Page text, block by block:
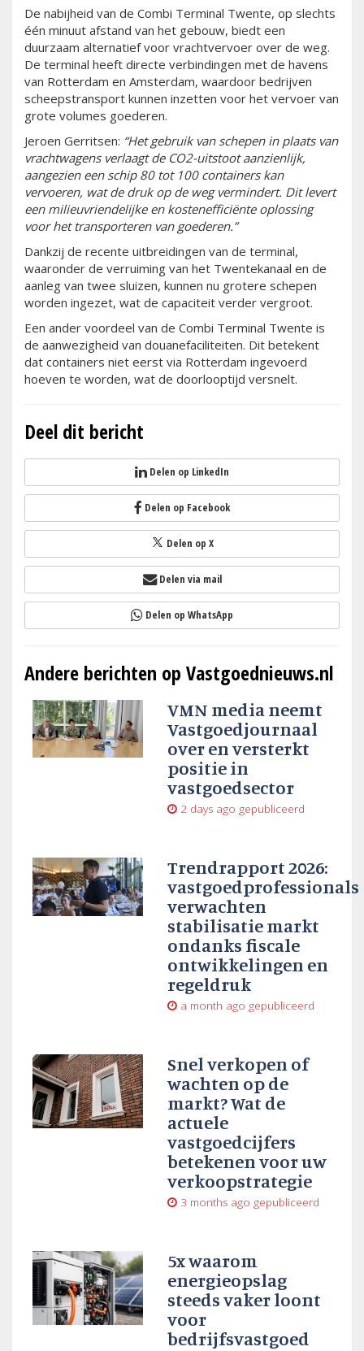
De nabijheid van de Combi Terminal Twente, op slechts
één minuut afstand van het gebouw, biedt een
duurzaam alternatief voor vrachtvervoer over de weg.
De terminal heeft directe verbindingen met de havens
van Rotterdam en Amsterdam, waardoor bedrijven
scheepstransport kunnen inzetten voor het vervoer van
grote volumes goederen.
Jeroen Gerritsen: “Het gebruik van schepen in plaats van
vrachtwagens verlaagt de CO2-uitstoot aanzienlijk,
aangezien een schip 80 tot 100 containers kan
vervoeren, wat de druk op de weg vermindert. Dit levert
een milieuvriendelijke en kostenefficiënte oplossing
voor het transporteren van goederen.”
Dankzij de recente uitbreidingen van de terminal,
waaronder de verruiming van het Twentekanaal en de
aanleg van twee sluizen, kunnen nu grotere schepen
worden ingezet, wat de capaciteit verder vergroot.
Een ander voordeel van de Combi Terminal Twente is
de aanwezigheid van douanefaciliteiten. Dit betekent
dat containers niet eerst via Rotterdam ingevoerd
hoeven te worden, wat de doorlooptijd versnelt.
Deel dit bericht
Delen op LinkedIn
Delen op Facebook
Delen op X
Delen via mail
Delen op WhatsApp
Andere berichten op Vastgoednieuws.nl
VMN media neemt
Vastgoedjournaal
over en versterkt
positie in
vastgoedsector
2 days ago gepubliceerd
Trendrapport 2026:
vastgoedprofessionals
verwachten
stabilisatie markt
ondanks fiscale
ontwikkelingen en
regeldruk
a month ago gepubliceerd
Snel verkopen of
wachten op de
markt? Wat de
actuele
vastgoedcijfers
betekenen voor uw
verkoopstrategie
3 months ago gepubliceerd
5x waarom
energieopslag
steeds vaker loont
voor
bedrijfsvastgoed